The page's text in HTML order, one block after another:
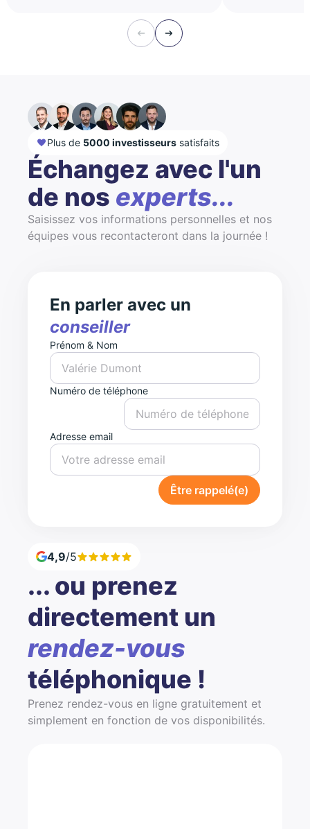
Plus de 5000 investisseurs satisfaits
Échangez avec l'un
de nos experts...
Saisissez vos informations personnelles et nos
équipes vous recontacteront dans la journée !
En parler avec un
conseiller
Prénom & Nom
Numéro de téléphone
Adresse email
Être rappelé(e)
4,9/5
... ou prenez
directement un
rendez-vous
téléphonique !
Prenez rendez-vous en ligne gratuitement et
simplement en fonction de vos disponibilités.